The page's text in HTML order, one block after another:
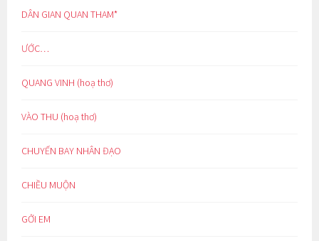
DÂN GIAN QUAN THAM*
ƯỚC…
QUANG VINH (hoạ thơ)
VÀO THU (hoạ thơ)
CHUYẾN BAY NHÂN ĐẠO
CHIỀU MUỘN
GỞI EM